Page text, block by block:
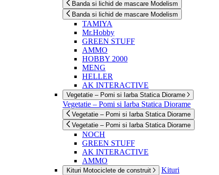
Banda si lichid de mascare Modelism
Banda si lichid de mascare Modelism
TAMIYA
Mr.Hobby
GREEN STUFF
AMMO
HOBBY 2000
MENG
HELLER
AK INTERACTIVE
Vegetatie – Pomi si Iarba Statica Diorame
Vegetatie – Pomi si Iarba Statica Diorame
Vegetatie – Pomi si Iarba Statica Diorame
Vegetatie – Pomi si Iarba Statica Diorame
NOCH
GREEN STUFF
AK INTERACTIVE
AMMO
Kituri Motociclete de construit
Kituri